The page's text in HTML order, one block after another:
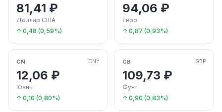
81,41 ₽
Доллар США
↑ 0,48 (0,59%)
94,06 ₽
Евро
↑ 0,87 (0,93%)
CN CNY
12,06 ₽
Юань
↑ 0,10 (0,80%)
GB GBP
109,73 ₽
Фунт
↑ 0,90 (0,83%)